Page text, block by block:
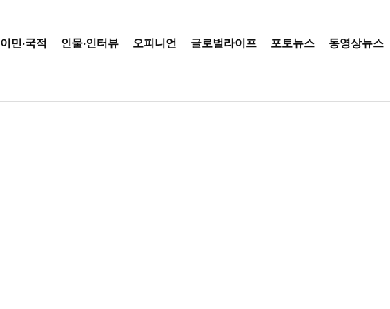
이민·국적 인물·인터뷰 오피니언 글로벌라이프 포토뉴스 동영상뉴스